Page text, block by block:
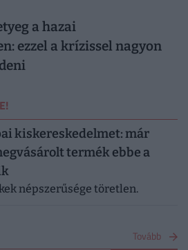
a hazai
ezzel a krízissel nagyon
kiskereskedelmet: már
termék ebbe a
népszerűsége töretlen.
Tovább